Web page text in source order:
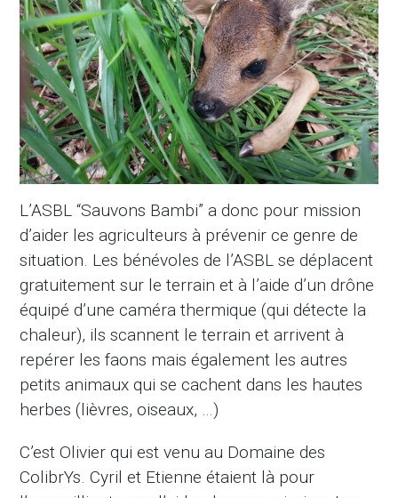
L’ASBL “Sauvons Bambi” a donc pour mission
d’aider les agriculteurs à prévenir ce genre de
situation. Les bénévoles de l’ASBL se déplacent
gratuitement sur le terrain et à l’aide d’un drône
équipé d’une caméra thermique (qui détecte la
chaleur), ils scannent le terrain et arrivent à
repérer les faons mais également les autres
petits animaux qui se cachent dans les hautes
herbes (lièvres, oiseaux, …)
C’est Olivier qui est venu au Domaine des
ColibrYs. Cyril et Etienne étaient là pour